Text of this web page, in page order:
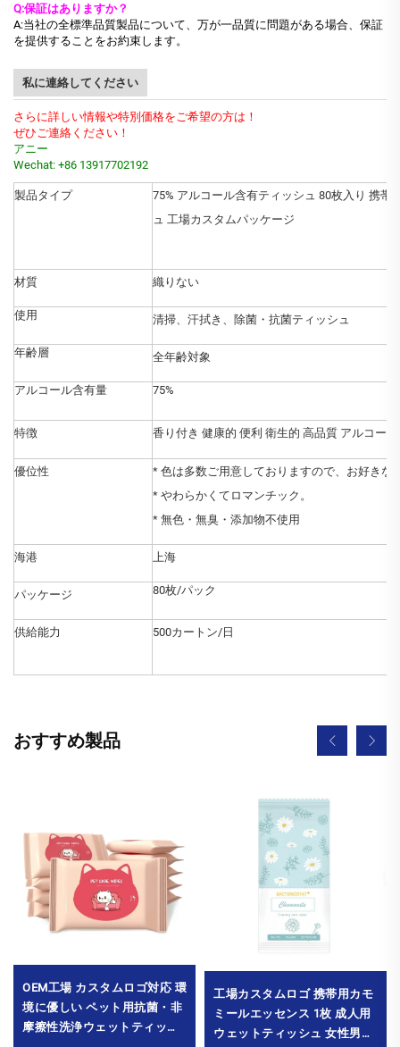
Q:保証はありますか？
A:当社の全標準品質製品について、万が一品質に問題がある場合、保証
を提供することをお約束します。
私に連絡してください
さらに詳しい情報や特別価格をご希望の方は！
ぜひご連絡ください！
アニー
Wechat: +86 13917702192
製品タイプ
75% アルコール含有ティッシュ 80枚入り 携
ュ 工場カスタムパッケージ
材質 織りない
使用 清掃、汗拭き、除菌・抗菌ティッシュ
年齢層 全年齢対象
アルコール含有量 75%
特徴 香り付き 健康的 便利 衛生的 高品質 アルコール
優位性
* 色は多数ご用意しておりますので、お好きな
* やわらかくてロマンチック。
* 無色・無臭・添加物不使用
海港 上海
パッケージ 80枚/パック
供給能力 500カートン/日
おすすめ製品
OEM工場 カスタムロゴ対応 環
境に優しい ペット用抗菌・非
摩擦性洗浄ウェットティッシ
工場カスタムロゴ 携帯用カモ
ミールエッセンス 1枚 成人用
ウェットティッシュ 女性男性